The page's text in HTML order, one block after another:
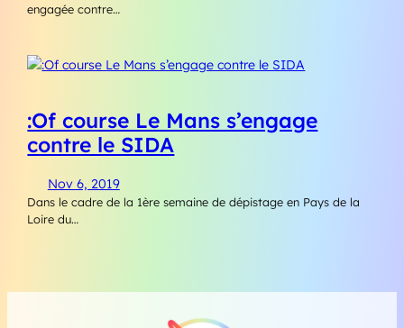
engagée contre…
:Of course Le Mans s’engage
contre le SIDA
Nov 6, 2019
Dans le cadre de la 1ère semaine de dépistage en Pays de la
Loire du…